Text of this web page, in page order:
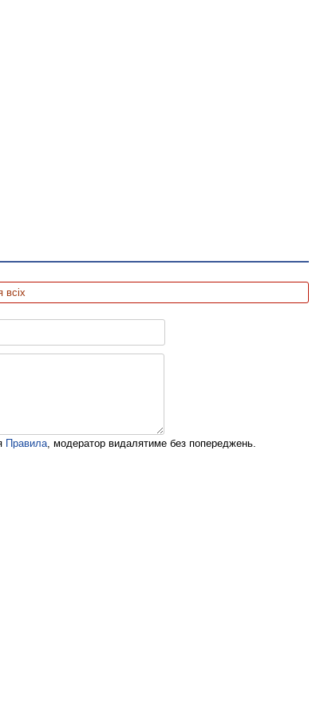
всіх
Правила , модератор видалятиме без попереджень.